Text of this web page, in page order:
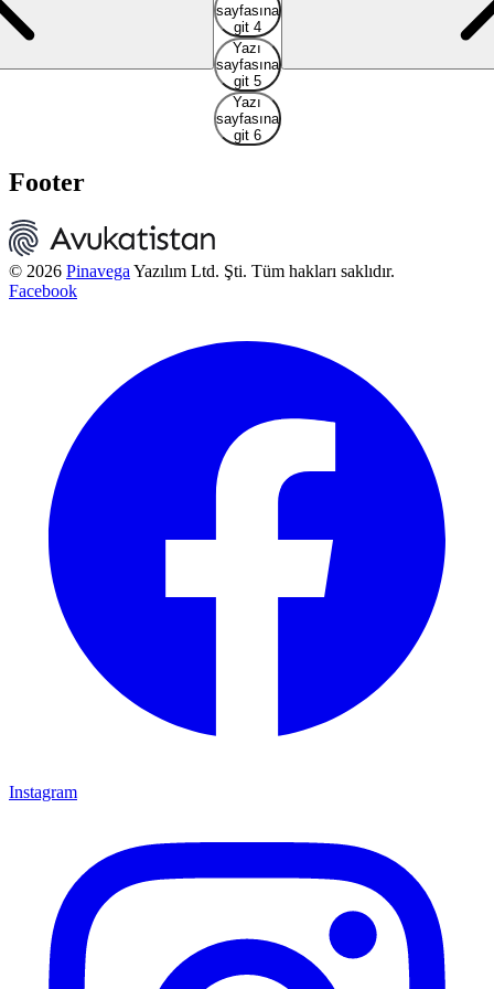
sayfasına
git 4
Yazı
sayfasına
git 5
Yazı
sayfasına
git 6
Footer
© 2026 Pinavega Yazılım Ltd. Şti. Tüm hakları saklıdır.
Facebook
Instagram